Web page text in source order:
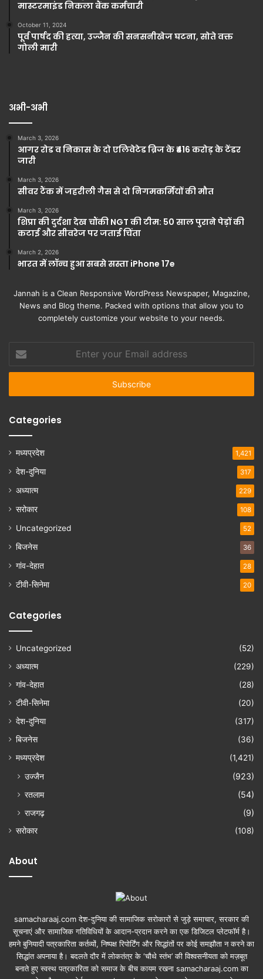
मास्टरमाइंड निकला बैंक कर्मचारी
October 11, 2024
पूर्व पार्षद की हत्या, उज्जैन की सनसनीखेज घटना, सोते वक्त
गोली मारी
अभी-अभी
March 3, 2026
आगर रोड व निकास के दो एलिवेटेड ब्रिज के ₹416 करोड़ के टेंडर
जारी
March 3, 2026
सीवर टैंक में जहरीली गैस से दो निगमकर्मियों की मौत
March 3, 2026
शिप्रा की दुर्दशा देख चौंकी NGT की टीम: 50 साल पुराने पेड़ों की
कटाई और सीवरेज पर जताई चिंता
March 2, 2026
भारत में लॉन्च हुआ सबसे सस्ता iPhone 17e
Jannah is a Clean Responsive WordPress Newspaper, Magazine,
News and Blog theme. Packed with options that allow you to
completely customize your website to your needs.
your
Email
Categories
मध्यप्रदेश 1,421
देश-दुनिया 317
अध्यात्म 229
सरोकार 108
Uncategorized 52
बिजनेस 36
गांव-देहात 28
टीवी-सिनेमा 20
Categories
Uncategorized
(52)
अध्यात्म
(229)
गांव-देहात
(28)
टीवी-सिनेमा
(20)
देश-दुनिया
(317)
बिजनेस
(36)
मध्यप्रदेश
(1,421)
उज्जैन
(923)
रतलाम
(54)
राजगढ़
(9)
सरोकार (108)
About
samacharaaj.com देश-दुनिया की सामाजिक सरोकारों से जुड़े समाचार, सरकार की
सूचनाएं और सामाजिक गतिविधियाें के आदान-प्रदान करने का एक डिजिटल प्लेटफॉर्म है।
हमने बुनियादी पत्रकारिता कर्तव्यों, निष्पक्ष रिपोर्टिंग और सिद्धांतों पर कोई समझौता न करने का
सिद्धांत अपनाया है। बदलते दौर में लोकतंत्र के ‘चौथे स्तंभ’ की विश्वसनीयता को मज़बूत
बनाते हुए स्वस्थ पत्रकारिता को समाज के बीच कायम रखना samacharaaj.com का